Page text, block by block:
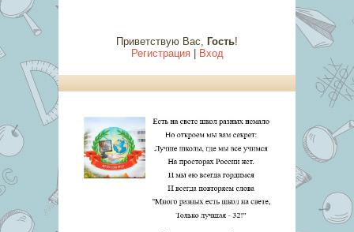
Приветствую Вас, Гость!
Регистрация| Вход